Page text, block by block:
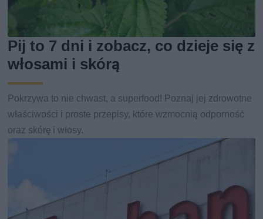
Pij to 7 dni i zobacz, co dzieje się z
włosami i skórą
Pokrzywa to nie chwast, a superfood! Poznaj jej zdrowotne
właściwości i proste przepisy, które wzmocnią odporność
oraz skórę i włosy.